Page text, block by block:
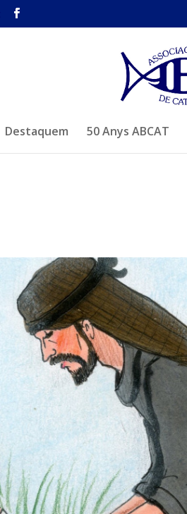
Destaquem 50 Anys ABCAT